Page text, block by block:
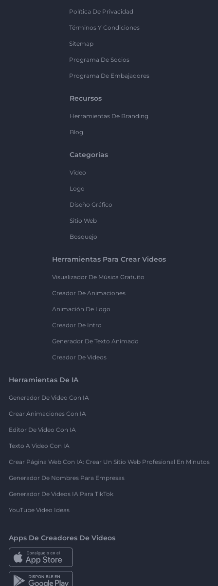
Política De Privacidad
Términos Y Condiciones
Sitemap
Programa De Socios
Programa De Embajadores
Recursos
Herramientas De Branding
Blog
Categorías
Vídeo
Logo
Diseño Gráfico
Sitio Web
Bosquejo
Herramientas Para Crear Videos
Visualizador De Música Gratuito
Creador De Animaciones
Animación De Logo
Creador De Intro
Generador De Texto Animado
Creador De Videos
Herramientas De IA
Generador De Video Con IA
Crear Animaciones Con IA
Editor De Video Con IA
Texto A Video Con IA
Crear Página Web Con IA: Crear Un Sitio Web Profesional En Minutos
Generador De Nombres Para Empresas
Generador De Videos IA Para TikTok
YouTube Video Ideas
Apps De Creadores De Videos